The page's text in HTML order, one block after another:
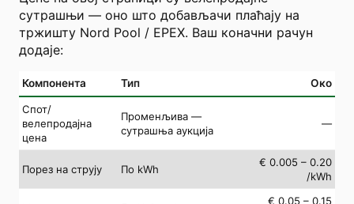
сутрашњи — оно што добављачи плаћају на
тржишту Nord Pool / EPEX. Ваш коначни рачун
додаје:
Компонента Тип Око
Спот/
велепродајна
цена
Променљива —
сутрашња аукција
—
Порез на струју По kWh
€ 0.005 – 0.20
/kWh
€ 0.05 – 0.15